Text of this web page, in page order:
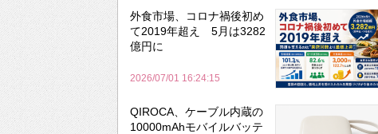
外食市場、コロナ禍後初め
て2019年超え 5月は3282
億円に
2026/07/01 16:24:15
QIROCA、ケーブル内蔵の
10000mAhモバイルバッテ